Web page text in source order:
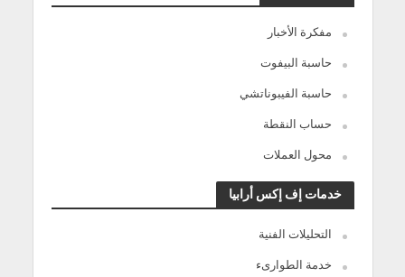
مفكرة الأخبار
حاسبة البيفوت
حاسبة الفيبوناتشي
حساب النقطة
محول العملات
خدمات إف إكس أرابيا
التحليلات الفنية
خدمة الطوارىء